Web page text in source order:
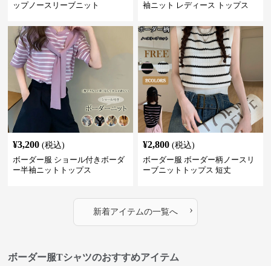
ップノースリーブニット
袖ニット レディース トップス
¥3,200 (税込)
ボーダー服 ショール付きボーダ
ー半袖ニットトップス
¥2,800 (税込)
ボーダー服 ボーダー柄ノースリ
ーブニットトップス 短丈
新着アイテムの一覧へ ›
ボーダー服Tシャツのおすすめアイテム